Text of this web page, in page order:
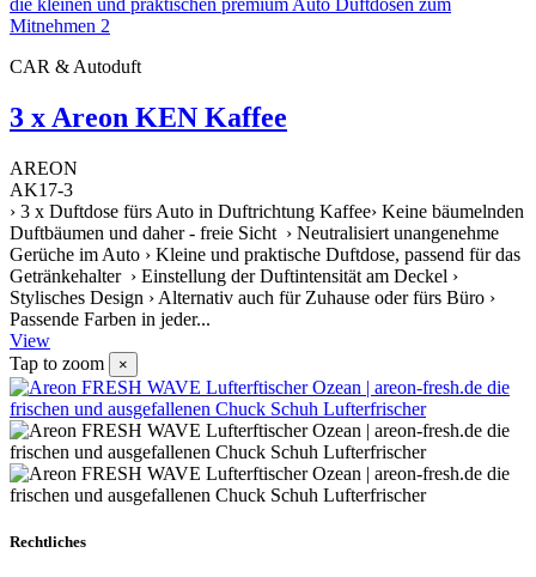
CAR & Autoduft
3 x Areon KEN Kaffee
AREON
AK17-3
› 3 x Duftdose fürs Auto in Duftrichtung Kaffee› Keine bäumelnden
Duftbäumen und daher - freie Sicht › Neutralisiert unangenehme
Gerüche im Auto › Kleine und praktische Duftdose, passend für das
Getränkehalter › Einstellung der Duftintensität am Deckel ›
Stylisches Design › Alternativ auch für Zuhause oder fürs Büro ›
Passende Farben in jeder...
View
Tap to zoom
×
Rechtliches